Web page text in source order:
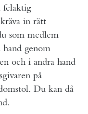
felaktig
in rätt
som medlem
hand genom
och i andra hand
på
Du kan då